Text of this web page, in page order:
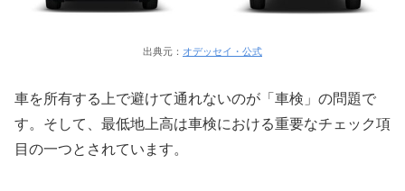
出典元： オデッセイ・公式
車を所有する上で避けて通れないのが「車検」の問題で
す。そして、最低地上高は車検における重要なチェック項
目の一つとされています。